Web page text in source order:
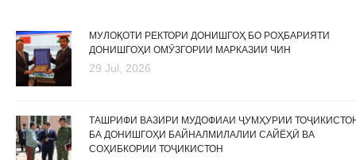
МУЛОҚОТИ РЕКТОРИ ДОНИШГОҲ БО РОҲБАРИЯТИ
ДОНИШГОҲИ ОМӮЗГОРИИ МАРКАЗИИ ЧИН
29 Jul, 2026
ТАШРИФИ ВАЗИРИ МУДОФИАИ ҶУМҲУРИИ
БА ДОНИШГОҲИ БАЙНАЛМИЛАЛИИ САЙЁҲӢ ВА
СОҲИБКОРИИ ТОҶИКИСТОН